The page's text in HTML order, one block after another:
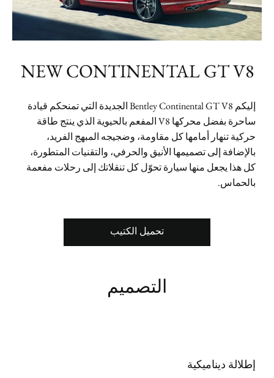
NEW CONTINENTAL GT V8
إليكم Bentley Continental GT V8 الجديدة التي تمنحكم قيادة
ساحرة بفضل محركها V8 المفعم بالحيوية الذي ينتج طاقة
حركية تنهار أمامها كل مقاومة، وضجيجه المبهج الفريد،
بالإضافة إلى تصميمها الأنيق والحرفي، والتقنيات المتطورة،
كل هذا يجعل منها سيارة تحوّل كل تنقلاتك إلى رحلات مفعمة
بالحماس.
تحميل الكتيب
التصميم
إطلالة ديناميكية